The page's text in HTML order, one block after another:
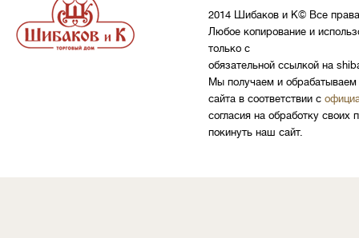
2014 Шибаков и К© Все
Любое копирование и
только с
обязательной ссылкой на
Мы получаем и обрабатываем
сайта в соответствии с
согласия на обработку
покинуть наш сайт.